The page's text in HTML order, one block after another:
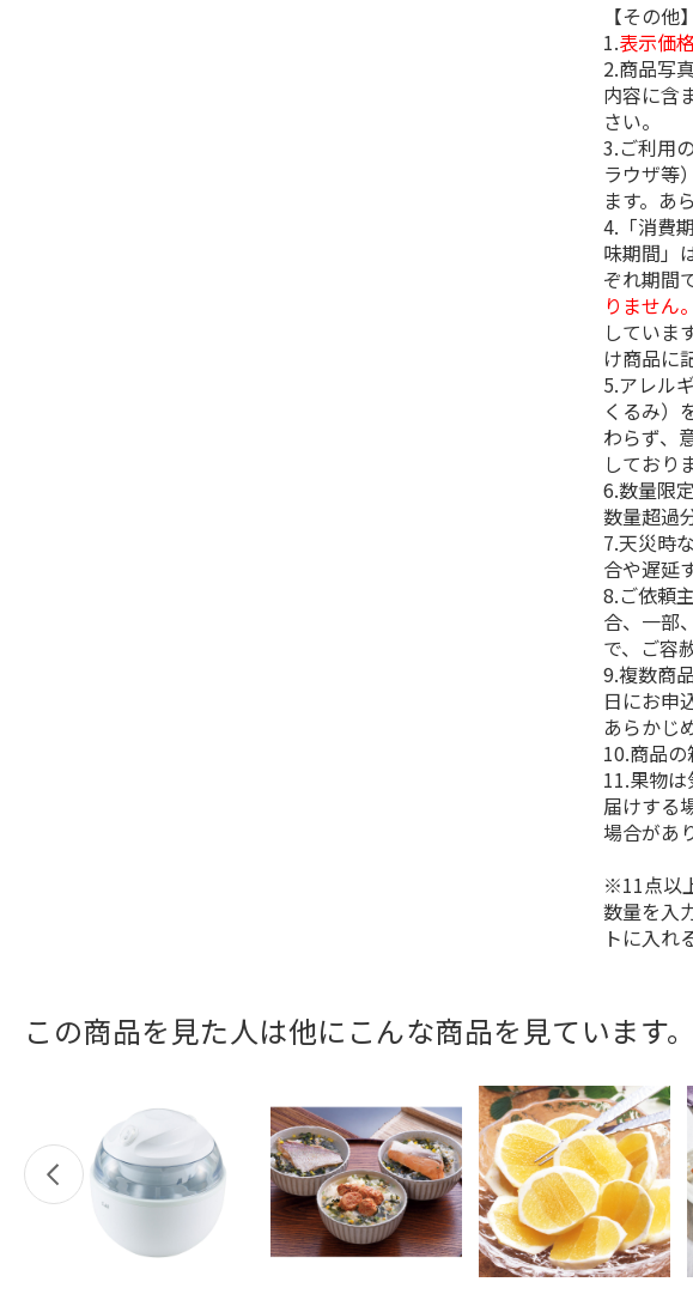
【その他】
1.表示価
2.商品写
内容に含
さい。
3.ご利用
ラウザ等
ます。あ
4.「消費
味期間」
ぞれ期間
りません
していま
け商品に
5.アレル
くるみ）
わらず、
しており
6.数量限
数量超過
7.天災時
合や遅延
8.ご依頼
合、一部
で、ご容
9.複数商
日にお申
あらかじ
10.商品の
11.果物
届けする
場合があ
※11点以
数量を入
トに入れ
この商品を見た人は他にこんな商品を見ています。